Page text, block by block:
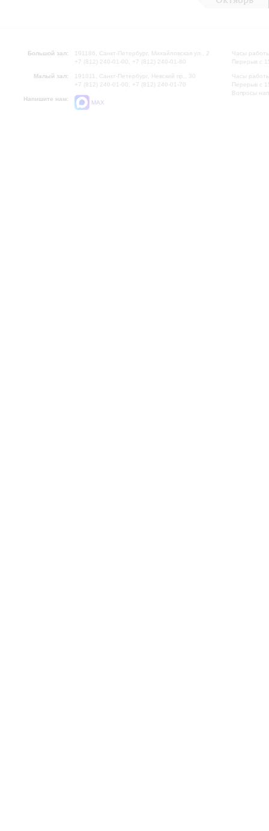
Большой зал:
191186, Санкт-Петербург, Михайловская ул., 2
+7 (812) 240-01-00, +7 (812) 240-01-80
Малый зал:
191011, Санкт-Петербург, Невский пр., 30
+7 (812) 240-01-00, +7 (812) 240-01-70
Напишите нам:
MAX
Часы
Перерыв с
Часы
Перерыв с
Вопросы